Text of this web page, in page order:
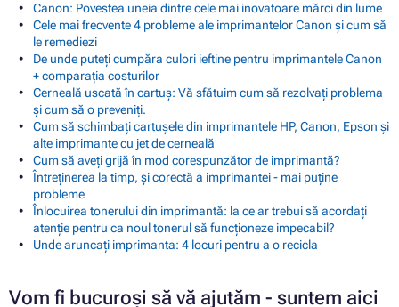
Canon: Povestea uneia dintre cele mai inovatoare mărci din lume
Cele mai frecvente 4 probleme ale imprimantelor Canon și cum să
le remediezi
De unde puteți cumpăra culori ieftine pentru imprimantele Canon
+ comparația costurilor
Cerneală uscată în cartuș: Vă sfătuim cum să rezolvați problema
și cum să o preveniți.
Cum să schimbați cartușele din imprimantele HP, Canon, Epson și
alte imprimante cu jet de cerneală
Cum să aveți grijă în mod corespunzător de imprimantă?
Întreținerea la timp, și corectă a imprimantei - mai puține
probleme
Înlocuirea tonerului din imprimantă: la ce ar trebui să acordați
atenție pentru ca noul tonerul să funcționeze impecabil?
Unde aruncați imprimanta: 4 locuri pentru a o recicla
Vom fi bucuroși să vă ajutăm - suntem aici